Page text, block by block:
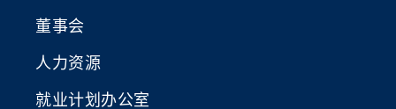
董事会
人力资源
就业计划办公室